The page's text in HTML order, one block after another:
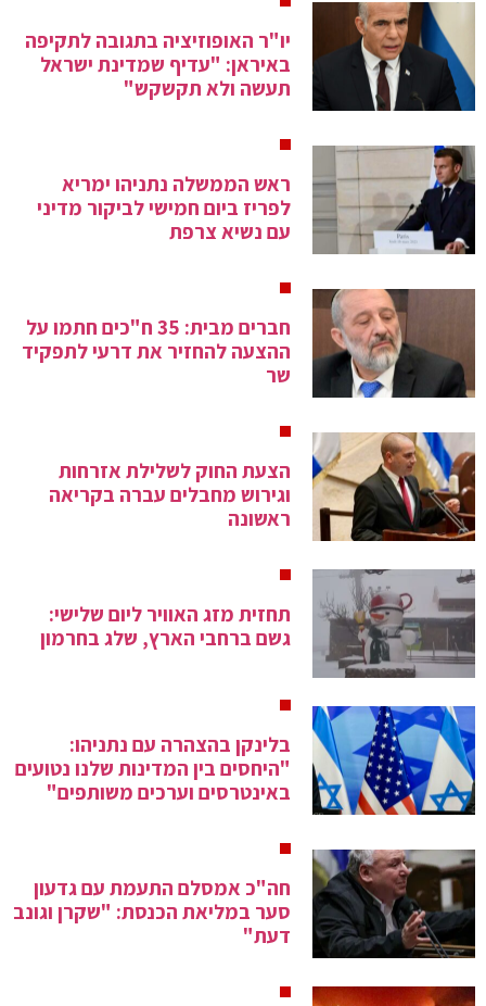
יו"ר האופוזיציה בתגובה לתקיפה
באיראן: "עדיף שמדינת ישראל
תעשה ולא תקשקש"
ראש הממשלה נתניהו ימריא
לפריז ביום חמישי לביקור מדיני
עם נשיא צרפת
חברים מבית: 35 ח"כים חתמו על
ההצעה להחזיר את דרעי לתפקיד
שר
הצעת החוק לשלילת אזרחות
וגירוש מחבלים עברה בקריאה
ראשונה
תחזית מזג האוויר ליום שלישי:
גשם ברחבי הארץ, שלג בחרמון
בלינקן בהצהרה עם נתניהו:
"היחסים בין המדינות שלנו נטועים
באינטרסים וערכים משותפים"
חה"כ אמסלם התעמת עם גדעון
סער במליאת הכנסת: "שקרן וגונב
דעת"